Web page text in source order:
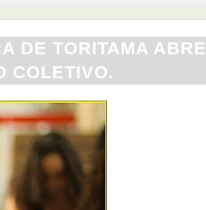
DE TORITAMA ABRE
COLETIVO.